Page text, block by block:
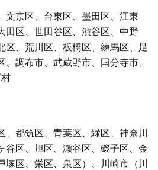
文京区、台東区、墨田区、江東
田区、世田谷区、渋谷区、中野
区、荒川区、板橋区、練馬区、足
調布市、武蔵野市、国分寺市、
、都筑区、青葉区、緑区、神奈川
谷区、旭区、瀬谷区、磯子区、金
塚区、栄区、泉区）、川崎市（川